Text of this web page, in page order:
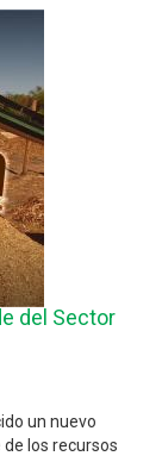
del Sector
un nuevo
los recursos